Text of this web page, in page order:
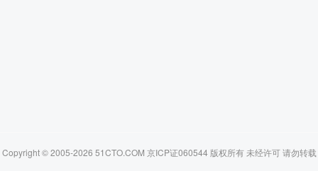
Copyright © 2005-2026 51CTO.COM 京ICP证060544 版权所有 未经许可 请勿转载